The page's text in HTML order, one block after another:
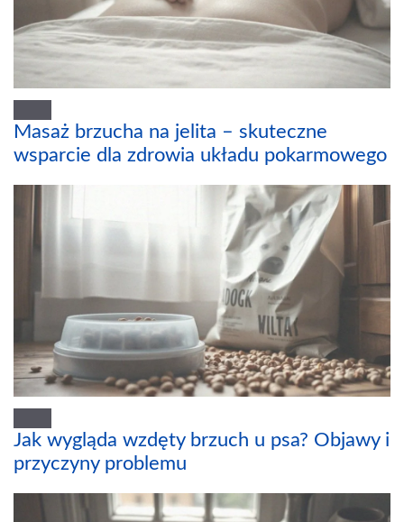
Masaż brzucha na jelita – skuteczne
wsparcie dla zdrowia układu pokarmowego
Jak wygląda wzdęty brzuch u psa? Objawy i
przyczyny problemu